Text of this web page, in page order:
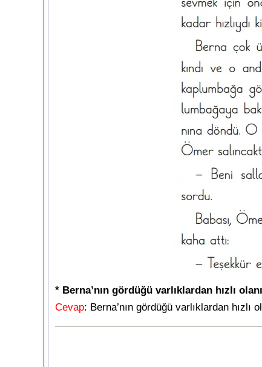
* Berna’nın gördüğü varlıklardan hızlı
Cevap: Berna’nın gördüğü varlıklardan hızlı